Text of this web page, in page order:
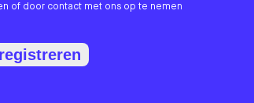
of door contact met ons op te nemen